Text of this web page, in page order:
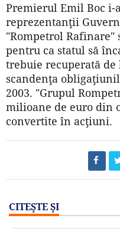
Premierul Emil Boc i-
reprezentanţii
"Rompetrol Rafinare"
pentru ca statul să
trebuie recuperată
scandenţa
2003. "Grupul
milioane de euro din
convertite în acţiuni.
CITEŞTE ŞI